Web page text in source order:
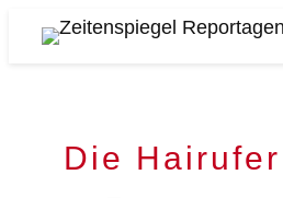
InhaltZeitenspiegel
Die